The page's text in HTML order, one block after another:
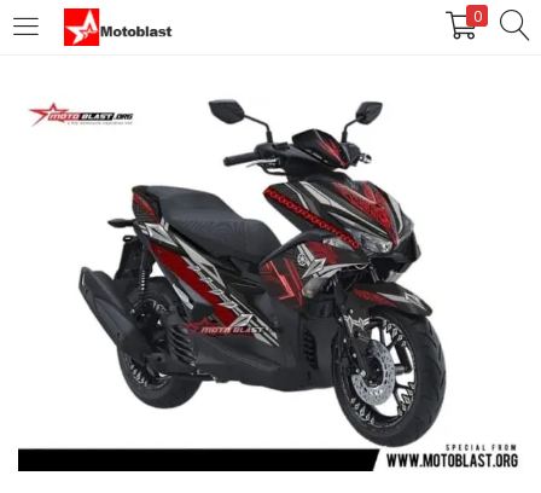
0
LOGIN REGISTER
Enter your username and password to login.
Remember me
Login